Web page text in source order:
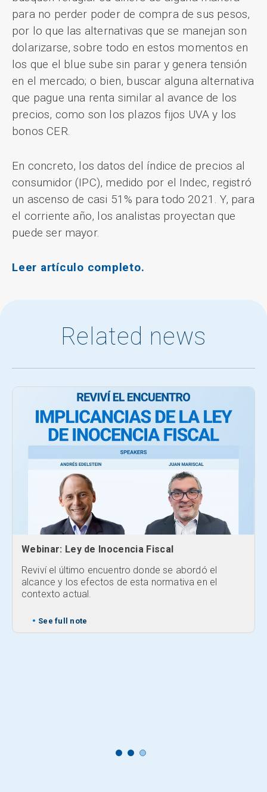
para no perder poder de compra de sus pesos,
por lo que las alternativas que se manejan son
dolarizarse, sobre todo en estos momentos en
los que el blue sube sin parar y genera tensión
en el mercado; o bien, buscar alguna alternativa
que pague una renta similar al avance de los
precios, como son los plazos fijos UVA y los
bonos CER.
En concreto, los datos del índice de precios al
consumidor (IPC), medido por el Indec, registró
un ascenso de casi 51% para todo 2021. Y, para
el corriente año, los analistas proyectan que
puede ser mayor.
Leer artículo completo.
Related news
Webinar: Ley de Inocencia Fiscal
Reviví el último encuentro donde se abordó el
alcance y los efectos de esta normativa en el
contexto actual.
See full note